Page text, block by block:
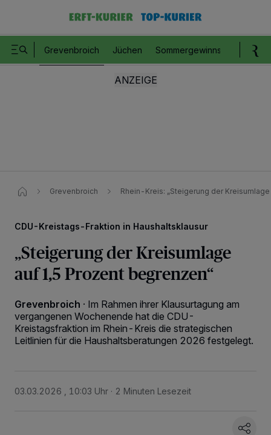
Grevenbroich Jüchen Sommergewinnspiel
Grevenbroich Rhein-Kreis: „Steigerung der
CDU-Kreistags-Fraktion in Haushaltsklausur
„Steigerung der Kreisumlage
auf 1,5 Prozent begrenzen“
Grevenbroich · Im Rahmen ihrer Klausurtagung am
vergangenen Wochenende hat die CDU-
Kreistagsfraktion im Rhein-Kreis die strategischen
Leitlinien für die Haushaltsberatungen 2026 festgelegt.
03.03.2026 , 10:03 Uhr 2 Minuten Lesezeit